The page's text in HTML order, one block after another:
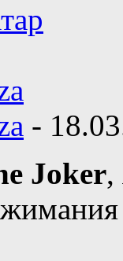
-
Joker,